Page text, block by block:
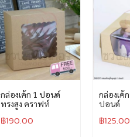
กล่องเค้ก 1 ปอนด์
ทรงสูง คราฟท์
฿190.00
กล่องเค้
ปอนด์
฿125.00